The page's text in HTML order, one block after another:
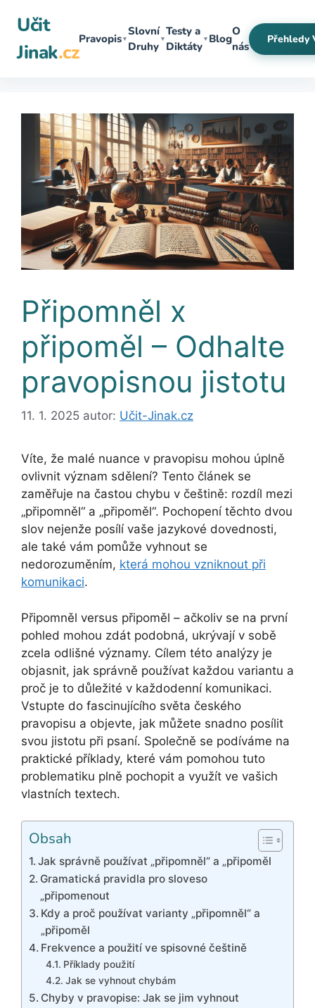
obsah
Učit
Jinak.cz
Pravopis▼
Slovní
Druhy
▼
Testy a
Diktáty
▼ Blog
O
nás
Přehledy
Připomněl x
připoměl – Odhalte
pravopisnou jistotu
11. 1. 2025 autor: Učit-Jinak.cz
Víte, že malé nuance v pravopisu mohou úplně
ovlivnit význam sdělení? Tento článek se
zaměřuje na častou chybu v češtině: rozdíl mezi
„připomněl“ a „připoměl“. Pochopení těchto dvou
slov nejenže posílí vaše jazykové dovednosti,
ale také vám pomůže vyhnout se
nedorozuměním, která mohou vzniknout při
komunikaci.
Připomněl versus připoměl – ačkoliv se na první
pohled mohou zdát podobná, ukrývají v sobě
zcela odlišné významy. Cílem této analýzy je
objasnit, jak správně používat každou variantu a
proč je to důležité v každodenní komunikaci.
Vstupte do fascinujícího světa českého
pravopisu a objevte, jak můžete snadno posílit
svou jistotu při psaní. Společně se podíváme na
praktické příklady, které vám pomohou tuto
problematiku plně pochopit a využít ve vašich
vlastních textech.
Obsah
Jak správně používat „připomněl“ a „připoměl
Gramatická pravidla pro sloveso
„připomenout
Kdy a proč používat varianty „připomněl“ a
„připoměl
Frekvence a použití ve spisovné češtině
Příklady použití
Jak se vyhnout chybám
Chyby v pravopise: Jak se jim vyhnout